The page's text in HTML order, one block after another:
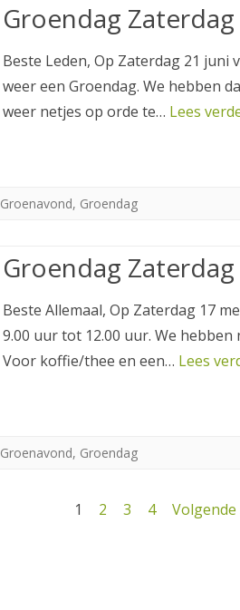
Groendag
Beste Leden, Op Zaterdag 21 juni
weer een Groendag. We hebben
weer netjes op orde te… Lees
Groenavond, Groendag
Groendag
Beste Allemaal, Op Zaterdag 17
9.00 uur tot 12.00 uur. We
Voor koffie/thee en een… Lees
Groenavond, Groendag
1 2 3 4 Volgende